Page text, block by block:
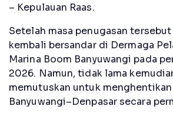
– Kepulauan Raas.
Setelah masa penugasan
kembali bersandar di Dermaga
Marina Boom Banyuwangi pada
2026. Namun, tidak lama
memutuskan untuk menghentikan
Banyuwangi–Denpasar secara